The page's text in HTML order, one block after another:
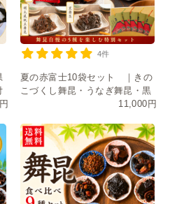
夏の赤富士10袋セット ｜きの
こづくし舞昆・うなぎ舞昆・黒
舞昆・たもぎ茸・明太風帆立舞
11,000円
4件